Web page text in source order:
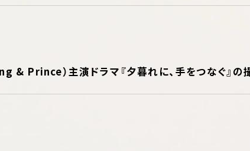
& Prince）主演ドラマ『夕暮れに、手をつなぐ』